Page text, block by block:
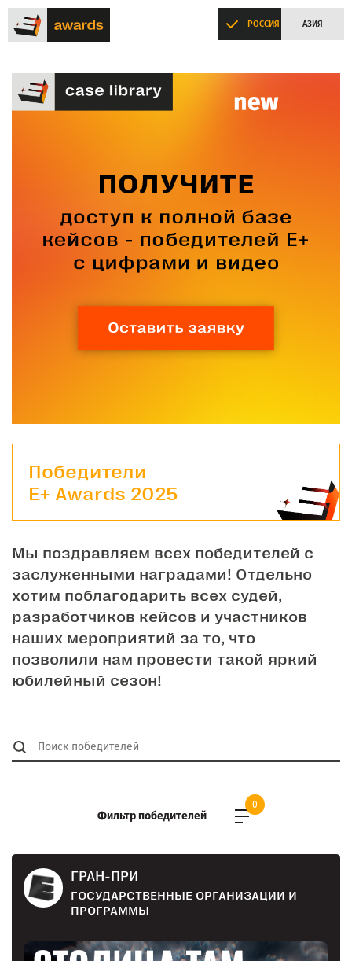
РОССИЯ АЗИЯ
Победители
E+ Awards 2025
Мы поздравляем всех победителей с
заслуженными наградами! Отдельно
хотим поблагодарить всех судей,
разработчиков кейсов и участников
наших мероприятий за то, что
позволили нам провести такой яркий
юбилейный сезон!
Фильтр победителей
0
ГРАН-ПРИ
ГОСУДАРСТВЕННЫЕ ОРГАНИЗАЦИИ И
ПРОГРАММЫ